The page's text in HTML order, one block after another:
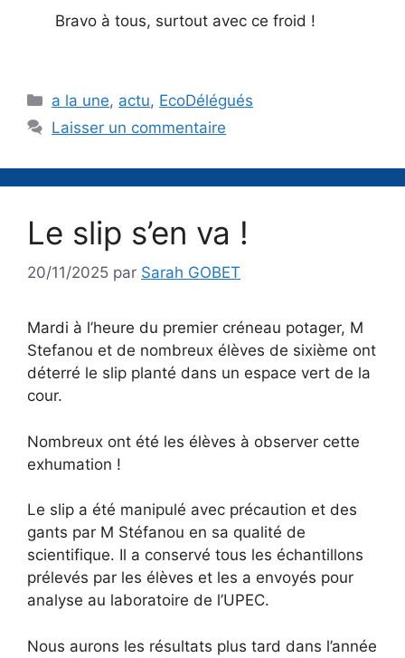
Bravo à tous, surtout avec ce froid !
Catégories
a la une, actu, EcoDélégués
Laisser un commentaire
Le slip s’en va !
20/11/2025 par Sarah GOBET
Mardi à l’heure du premier créneau potager, M
Stefanou et de nombreux élèves de sixième ont
déterré le slip planté dans un espace vert de la
cour.
Nombreux ont été les élèves à observer cette
exhumation !
Le slip a été manipulé avec précaution et des
gants par M Stéfanou en sa qualité de
scientifique. Il a conservé tous les échantillons
prélevés par les élèves et les a envoyés pour
analyse au laboratoire de l’UPEC.
Nous aurons les résultats plus tard dans l’année